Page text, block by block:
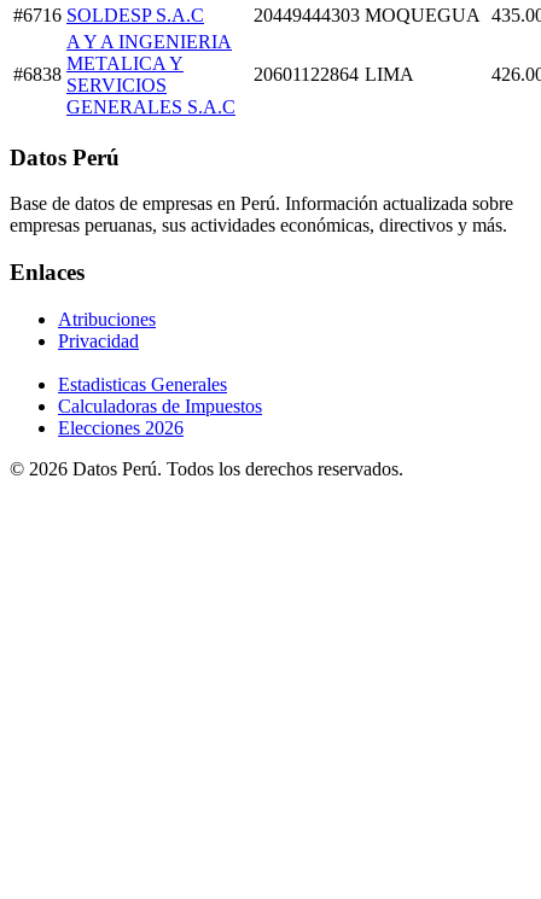
#6716 SOLDESP S.A.C 20449444303 MOQUEGUA
#6838
A Y A INGENIERIA
METALICA Y
SERVICIOS
GENERALES S.A.C
20601122864 LIMA
Datos Perú
Base de datos de empresas en Perú. Información actualizada sobre
empresas peruanas, sus actividades económicas, directivos y más.
Enlaces
Atribuciones
Privacidad
Estadisticas Generales
Calculadoras de Impuestos
Elecciones 2026
© 2026 Datos Perú. Todos los derechos reservados.